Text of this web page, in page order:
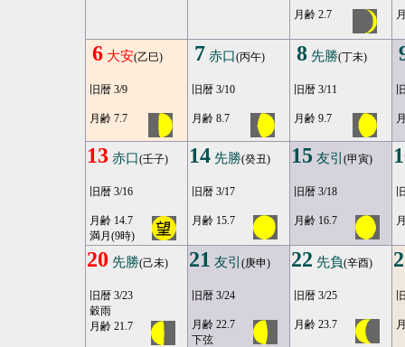
月齢 2.7
6 大安(乙巳)
旧暦 3/9
月齢 7.7
7 赤口(丙午)
旧暦 3/10
月齢 8.7
8 先勝(丁未)
旧暦 3/11
月齢 9.7
13 赤口(壬子)
旧暦 3/16
月齢 14.7
満月(9時)
14 先勝(癸丑)
旧暦 3/17
月齢 15.7
15 友引 (甲寅)
旧暦 3/18
月齢 16.7
20 先勝(己未)
旧暦 3/23
穀雨
月齢 21.7
21 友引 (庚申)
旧暦 3/24
月齢 22.7
下弦
22 先負(辛酉)
旧暦 3/25
月齢 23.7